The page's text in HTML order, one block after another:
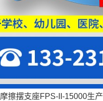
摩擦摆支座FPS-II-15000生